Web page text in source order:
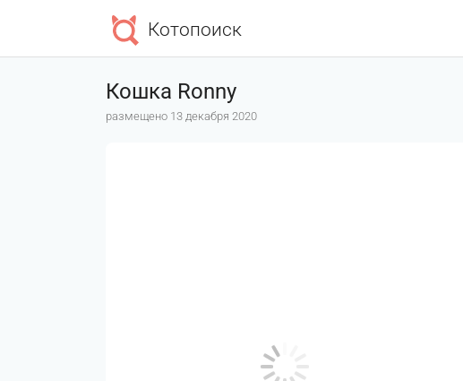
Котопоиск
Кошка Ronny
размещено 13 декабря 2020